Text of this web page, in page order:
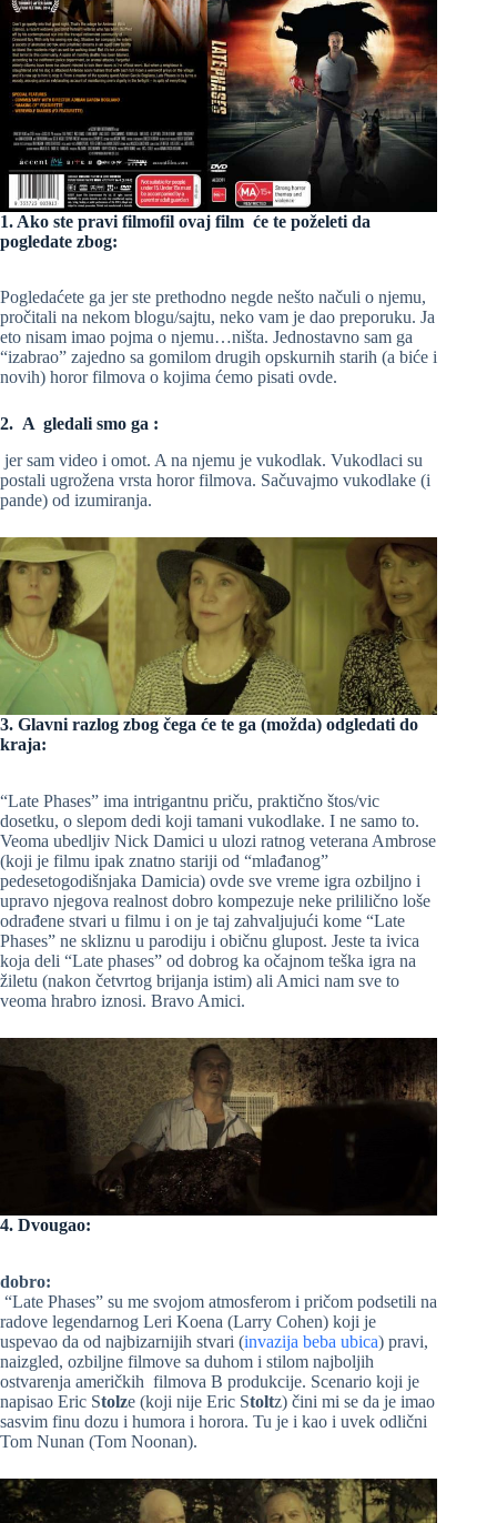
1. Ako ste pravi filmofil ovaj film će te poželeti da
pogledate zbog:
Pogledaćete ga jer ste prethodno negde nešto načuli o njemu,
pročitali na nekom blogu/sajtu, neko vam je dao preporuku. Ja
eto nisam imao pojma o njemu…ništa. Jednostavno sam ga
“izabrao” zajedno sa gomilom drugih opskurnih starih (a biće i
novih) horor filmova o kojima ćemo pisati ovde.
2. A gledali smo ga :
jer sam video i omot. A na njemu je vukodlak. Vukodlaci su
postali ugrožena vrsta horor filmova. Sačuvajmo vukodlake (i
pande) od izumiranja.
3. Glavni razlog zbog čega će te ga (možda) odgledati do
kraja:
“Late Phases” ima intrigantnu priču, praktično štos/vic
dosetku, o slepom dedi koji tamani vukodlake. I ne samo to.
Veoma ubedljiv Nick Damici u ulozi ratnog veterana Ambrose
(koji je filmu ipak znatno stariji od “mlađanog”
pedesetogodišnjaka Damicia) ovde sve vreme igra ozbiljno i
upravo njegova realnost dobro kompezuje neke prililično loše
odrađene stvari u filmu i on je taj zahvaljujući kome “Late
Phases” ne skliznu u parodiju i običnu glupost. Jeste ta ivica
koja deli “Late phases” od dobrog ka očajnom teška igra na
žiletu (nakon četvrtog brijanja istim) ali Amici nam sve to
veoma hrabro iznosi. Bravo Amici.
4. Dvougao:
dobro:
“Late Phases” su me svojom atmosferom i pričom podsetili na
radove legendarnog Leri Koena (Larry Cohen) koji je
uspevao da od najbizarnijih stvari (invazija beba ubica) pravi,
naizgled, ozbiljne filmove sa duhom i stilom najboljih
ostvarenja američkih filmova B produkcije. Scenario koji je
napisao Eric Stolze (koji nije Eric Stoltz) čini mi se da je imao
sasvim finu dozu i humora i horora. Tu je i kao i uvek odlični
Tom Nunan (Tom Noonan).